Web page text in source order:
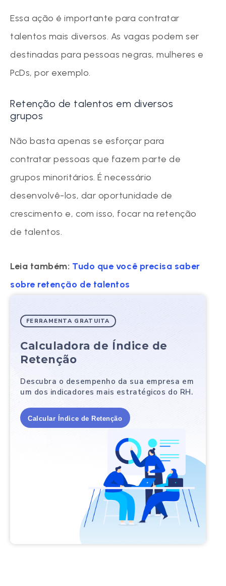
Essa ação é importante para contratar
talentos mais diversos. As vagas podem ser
destinadas para pessoas negras, mulheres e
PcDs, por exemplo.
Retenção de talentos em diversos
grupos
Não basta apenas se esforçar para
contratar pessoas que fazem parte de
grupos minoritários. É necessário
desenvolvê-los, dar oportunidade de
crescimento e, com isso, focar na retenção
de talentos.
Leia também: Tudo que você precisa saber
sobre retenção de talentos
FERRAMENTA GRATUITA
Calculadora de Índice de
Retenção
Descubra o desempenho da sua empresa em
um dos indicadores mais estratégicos do RH.
Calcular Índice de Retenção